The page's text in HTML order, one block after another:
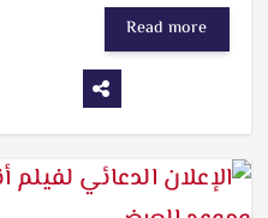
Read more